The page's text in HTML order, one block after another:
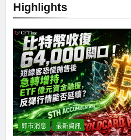
Highlights
即市消息 最新資訊